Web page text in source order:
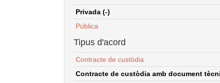
Privada (-)
Pública
Tipus d'acord
Contracte de custòdia
Contracte de custòdia amb document